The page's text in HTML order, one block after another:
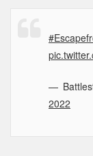
—
2022